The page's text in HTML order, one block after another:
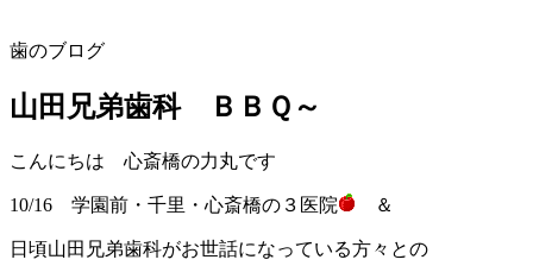
歯のブログ
山田兄弟歯科 ＢＢＱ～
こんにちは 心斎橋の力丸です
10/16 学園前・千里・心斎橋の３医院 ＆
日頃山田兄弟歯科がお世話になっている方々との